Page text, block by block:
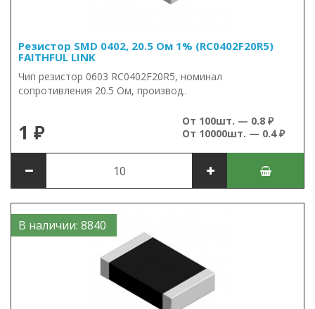
Резистор SMD 0402, 20.5 Ом 1% (RC0402F20R5)
FAITHFUL LINK
Чип резистор 0603 RC0402F20R5, номинал
сопротивления 20.5 Ом, производ..
1 ₽
От 100шт. — 0.8 ₽
От 10000шт. — 0.4 ₽
В наличии: 8840